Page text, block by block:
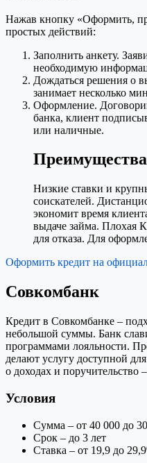
Нажав кнопку «Оформить,
простых действий:
Заполнить анкету.
необходимую
Дождаться решения о
занимает несколько
Оформление.
банка, клиент
или наличные.
Преимущества
Низкие ставки и
соискателей.
экономит время
выдаче займа. Плохая
для отказа. Для
Оформить кредит на
Совкомбанк
Кредит в Совкомбанке –
небольшой суммы. Банк
программами лояльности.
делают услугу доступной
о доходах и поручительство
Условия
Сумма – от 40 000 до
Срок – до 3 лет
Ставка – от 19,9 до